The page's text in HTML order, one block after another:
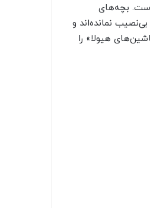
است. بچه‌های
نمانده‌اند و
هیولا» را